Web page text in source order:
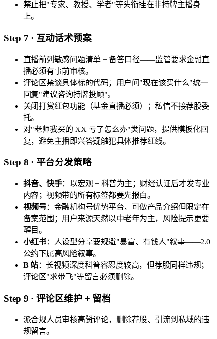
禁止把"专家、教授、学者"等头衔挂在非持牌主播身
上。
Step 7 · 互动话术预案
直播前列敏感问题清单 + 备答口径——监管要求金融直
播必须有事前审核。
评论区禁谈具体标的代码；用户问"现在该买什么"统一
回复"建议咨询持牌投顾"。
关闭打赏红包功能（基金直播必须）；私信不接荐股委
托。
对"老师我买的 XX 亏了怎么办"类问题，提供模板化回
复，避免主播即兴答疑触犯具体推荐红线。
Step 8 · 平台分发策略
抖音、快手：以宏观 + 科普为主；财经认证后才发专业
内容；视频带的所有标签都要先报白。
视频号：金融机构号优势平台，可做产品介绍但限定在
备案范围；用户来源天然以中老年为主，风险提示更要
醒目。
小红书：人设型分享要规避"暴富、有钱人"叙事——2.0
公约下属高风险叙事。
B 站：长视频深度科普容忍度较高，但荐股同样违规；
评论区"求带飞"等留言必须删除。
Step 9 · 评论区维护 + 留档
派合规人员审核高赞评论，删除荐股、引流到私域的违
规留言。